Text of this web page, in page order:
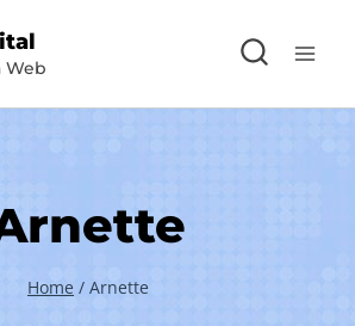
Web
Home / Arnette